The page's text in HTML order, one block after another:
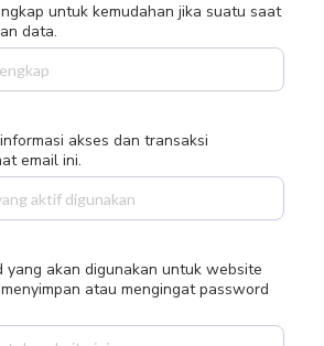
untuk kemudahan jika suatu saat
data.
akses dan transaksi
email ini.
yang akan digunakan untuk website
atau mengingat password